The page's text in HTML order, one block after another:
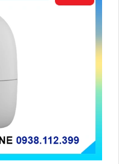
thông minh giúp tăng
Imou cung cấp dịch vụ
sản phẩm, bảo đảm
chóng khi cần thiết.
bạn tìm được lựa
giá rẻ.